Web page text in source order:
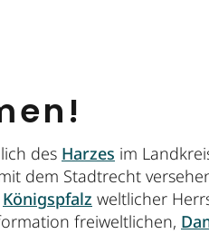
des Harzes im
dem Stadtrecht
Königspfalz weltlicher
freiweltlichen,